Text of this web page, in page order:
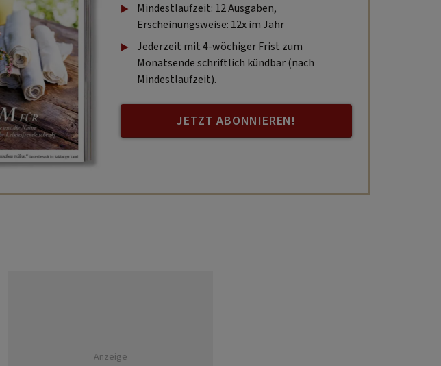
Mindestlaufzeit: 12 Ausgaben,
Erscheinungsweise: 12x im Jahr
Jederzeit mit 4-wöchiger Frist zum
Monatsende schriftlich kündbar (nach
Mindestlaufzeit).
JETZT ABONNIEREN!
Anzeige